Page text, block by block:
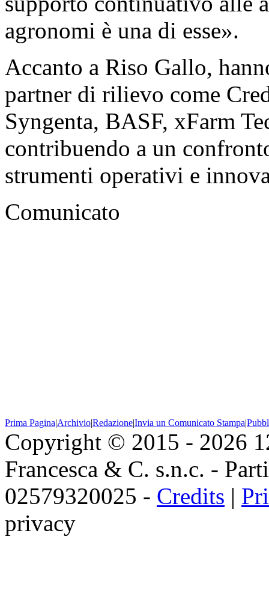
agronomi è una di esse».
Accanto a Riso Gallo,
partner di rilievo come
Syngenta, BASF, xFarm
contribuendo a un
strumenti operativi e
Comunicato
Prima Pagina|Archivio|Redazione|Invia un Comunicato Stampa|
Copyright © 2015 - 2026
Francesca & C. s.n.c. -
02579320025 - Credits |
privacy